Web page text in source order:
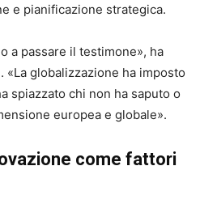
e pianificazione strategica.
a passare il testimone», ha
. «La globalizzazione ha imposto
spiazzato chi non ha saputo o
europea e globale».
come fattori